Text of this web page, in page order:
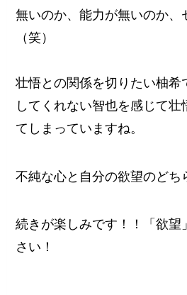
無いのか、能力が無いのか、
（笑）
壮悟との関係を切りたい柚希
してくれない智也を感じて
てしまっていますね。
不純な心と自分の欲望のどち
続きが楽しみです！！「欲望
さい！